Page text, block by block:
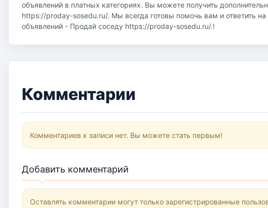
объявлений в платных категориях. Вы можете получить
https://proday-sosedu.ru/. Мы всегда готовы помочь вам и ответить
объявлений - Продай соседу https://proday-sosedu.ru/.!
Комментарии
Комментариев к записи нет. Вы можете стать первым!
Добавить комментарий
Оставлять комментарии могут только зарегистрированные